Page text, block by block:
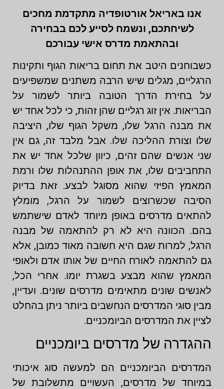
אנו באריאל אורטופדיה מתקדמת מחכים
לשיחתכם, ונשמח לסייע לכם בבחירה
ובהתאמת מדרס אישי עבורכם
כשבוחנים היטב את תחום בריאות הגוף ותקינות
הרגליים, מגלים שיש הרבה משתנים שמשפיעים
על בחירת הדרך הטובה ביותר לשמור על
הבריאות. אין זוג רגליים שהן זהות, כי לכל אחד יש
את מבנה הרגל שלו, משקל הגוף שלו, היציבה
שלו וצורת ההליכה שלו. אבל מלבד זה, גם אין
שני אנשים שהם זהים, כיוון שלכל אחד יש את
התחביבים שלו, את אופן ההתנהלות שלו ורמת
המאמץ הפיזי שהוא מסוגל לבצע. זאת בדיוק
הסיבה שכשרוצים לשמור על הרגל, מומלץ
להתאים מדרסים באופן מיוחד לאדם שישתמש
בהם. הכוונה היא לא רק להתאמה של מבנה
הרגל, למרות שגם היא חשובה מאוד כמובן, אלא
גם להתאמה לאורח החיים של אותו אדם ולאופי
המאמץ שהוא מבצע בשגרת יומו. אחרי הכל,
לאנשים שונים מתאימים מדרסים שונים. ועדיין,
מבין סוגי המדרסים הנחשבים ביותר ניתן בהחלט
לציין את המדרסים הביומכניים.
ההגדרה של מדרסים ביומכניים
המדרסים הביומכניים הם למעשה סוג איכותי
במיוחד של מדרסים, העשויים מתשלובת של